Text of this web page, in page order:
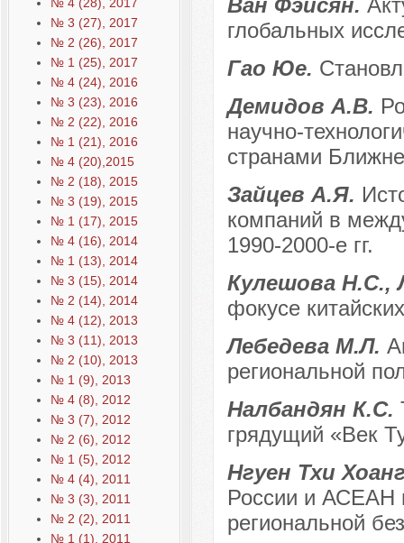
№ 3 (27), 2017
№ 2 (26), 2017
№ 1 (25), 2017
№ 4 (24), 2016
№ 3 (23), 2016
№ 2 (22), 2016
№ 1 (21), 2016
№ 4 (20),2015
№ 2 (18), 2015
№ 3 (19), 2015
№ 1 (17), 2015
№ 4 (16), 2014
№ 1 (13), 2014
№ 3 (15), 2014
№ 2 (14), 2014
№ 4 (12), 2013
№ 3 (11), 2013
№ 2 (10), 2013
№ 1 (9), 2013
№ 4 (8), 2012
№ 3 (7), 2012
№ 2 (6), 2012
№ 1 (5), 2012
№ 4 (4), 2011
№ 3 (3), 2011
№ 2 (2), 2011
№ 1 (1), 2011
Ван Фэйсян.
глобальных
Гао Юе.
Демидов А.В.
научно-
странами
Зайцев А.Я.
компаний в
1990-2000-е гг.
Кулешова
фокусе
Лебедева М.Л.
региональной
Налбандян К.С.
грядущий «Век
Нгуен Тхи
России и АСЕАН
региональной